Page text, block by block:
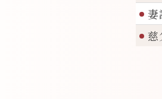
妻
慈